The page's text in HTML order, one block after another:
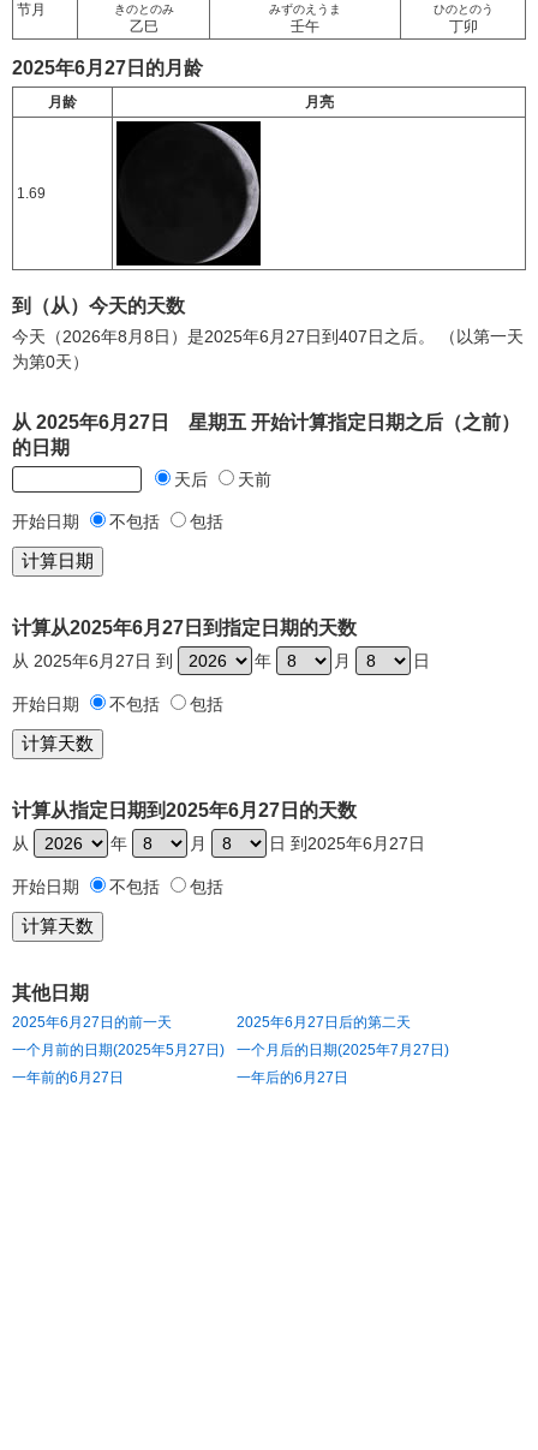
节月
きのとのみ
乙巳
みずのえうま
壬午
ひのとのう
丁卯
2025年6月27日的月龄
月龄 月亮
1.69
到（从）今天的天数
今天（2026年8月8日）是2025年6月27日到407日之后。 （以第一天
为第0天）
从 2025年6月27日 星期五 开始计算指定日期之后（之前）
的日期
天后 天前
开始日期 不包括 包括
计算从2025年6月27日到指定日期的天数
从 2025年6月27日 到 年 月 日
开始日期 不包括 包括
计算从指定日期到2025年6月27日的天数
从 年 月 日 到2025年6月27日
开始日期 不包括 包括
其他日期
2025年6月27日的前一天
2025年6月27日后的第二天
一个月前的日期(2025年5月27日)
一个月后的日期(2025年7月27日)
一年前的6月27日
一年后的6月27日